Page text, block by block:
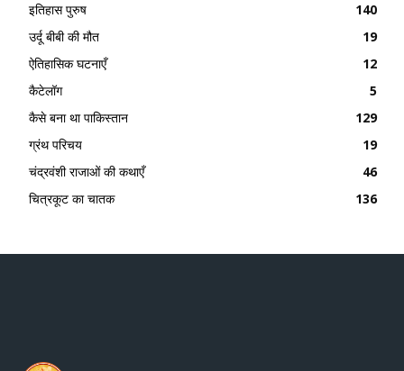
इतिहास पुरुष
140
उर्दू बीबी की मौत
19
ऐतिहासिक घटनाएँ
12
कैटेलॉग
5
कैसे बना था पाकिस्तान
129
ग्रंथ परिचय
19
चंद्रवंशी राजाओं की कथाएँ
46
चित्रकूट का चातक
136